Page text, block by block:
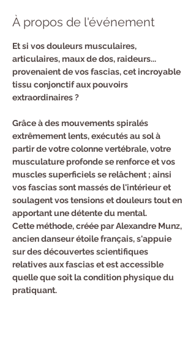
À propos de l'événement
​Et si vos douleurs musculaires,
articulaires, maux de dos, raideurs...
provenaient de vos fascias, cet incroyable
tissu conjonctif aux pouvoirs
extraordinaires ?
Grâce à des mouvements spiralés
extrêmement lents, exécutés au sol à
partir de votre colonne vertébrale, votre
musculature profonde se renforce et vos
muscles superficiels se relâchent ; ainsi
vos fascias sont massés de l'intérieur et
soulagent vos tensions et douleurs tout en
apportant une détente du mental.
Cette méthode, créée par Alexandre Munz,
ancien danseur étoile français, s'appuie
sur des découvertes scientifiques
relatives aux fascias et est accessible
quelle que soit la condition physique du
pratiquant.